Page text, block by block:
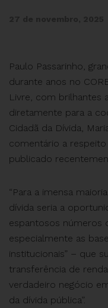
Paulo Passarinho,
durante anos no
Livre, com brilhantes
diretamente para a
Cidadã da Dívida,
comentário a
publicado
“Para a imensa
dívida seria a
espantosos números
especialmente as
institucionais” – que
transferência de
verdadeiro negócio
da dívida pública”.